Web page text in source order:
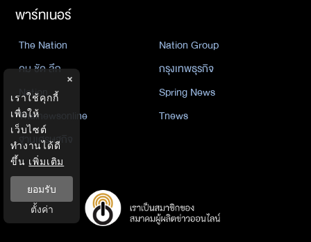
พาร์ทเนอร์
The Nation
Nation Group
คม ชัด ลึก
กรุงเทพธุรกิจ
Nation
Spring News
Thainewsonline
Tnews
ฐานเศรษฐกิจ
×
เราใช้คุกกี้
เพื่อให้
เว็บไซต์
ทำงานได้ดี
ขึ้น เพิ่มเติม
ยอมรับ
ตั้งค่า